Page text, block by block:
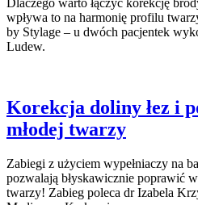
wpływa to na harmonię profilu
by Stylage – u dwóch pacjentek
Ludew.
Korekcja doliny łez i
młodej twarzy
Zabiegi z użyciem wypełniaczy na
pozwalają błyskawicznie poprawić
twarzy! Zabieg poleca dr Izabela